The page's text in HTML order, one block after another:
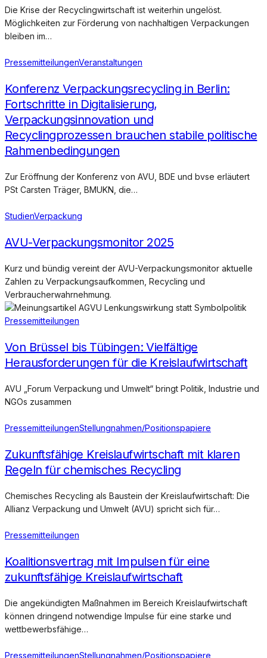
Die Krise der Recyclingwirtschaft ist weiterhin ungelöst.
Möglichkeiten zur Förderung von nachhaltigen Verpackungen
bleiben im…
PressemitteilungenVeranstaltungen
Konferenz Verpackungsrecycling in Berlin:
Fortschritte in Digitalisierung,
Verpackungsinnovation und
Recyclingprozessen brauchen stabile politische
Rahmenbedingungen
Zur Eröffnung der Konferenz von AVU, BDE und bvse erläutert
PSt Carsten Träger, BMUKN, die…
StudienVerpackung
AVU-Verpackungsmonitor 2025
Kurz und bündig vereint der AVU-Verpackungsmonitor aktuelle
Zahlen zu Verpackungsaufkommen, Recycling und
Verbraucherwahrnehmung.
Pressemitteilungen
Von Brüssel bis Tübingen: Vielfältige
Herausforderungen für die Kreislaufwirtschaft
AVU „Forum Verpackung und Umwelt“ bringt Politik, Industrie und
NGOs zusammen
PressemitteilungenStellungnahmen/Positionspapiere
Zukunftsfähige Kreislaufwirtschaft mit klaren
Regeln für chemisches Recycling
Chemisches Recycling als Baustein der Kreislaufwirtschaft: Die
Allianz Verpackung und Umwelt (AVU) spricht sich für…
Pressemitteilungen
Koalitionsvertrag mit Impulsen für eine
zukunftsfähige Kreislaufwirtschaft
Die angekündigten Maßnahmen im Bereich Kreislaufwirtschaft
können dringend notwendige Impulse für eine starke und
wettbewerbsfähige…
PressemitteilungenStellungnahmen/Positionspapiere